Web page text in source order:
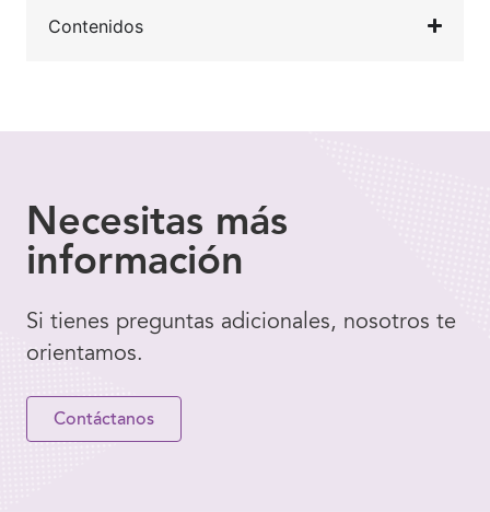
Contenidos
Necesitas más
información
Si tienes preguntas adicionales, nosotros te
orientamos.
Contáctanos